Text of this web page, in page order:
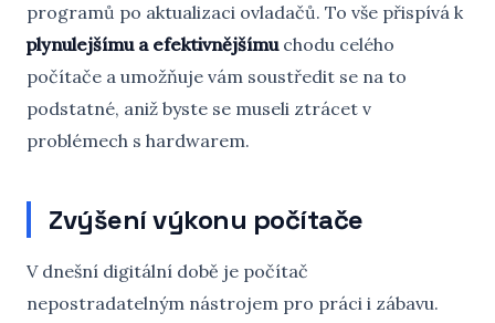
programů po aktualizaci ovladačů. To vše přispívá k
plynulejšímu a efektivnějšímuchodu celého
počítače a umožňuje vám soustředit se na to
podstatné, aniž byste se museli ztrácet v
problémech s hardwarem.
Zvýšení výkonu počítače
V dnešní digitální době je počítač
nepostradatelným nástrojem pro práci i zábavu.